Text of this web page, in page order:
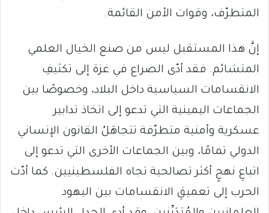
المتطرّف، وقوات الأمن القائمة.
إنَّ هذا المستقبل ليس من صنع الخيال العلمي
المتشائم. فقد أدّى الصراع في غزة إلى تكثيفِ
الانقسامات السياسية داخل البلاد، وخصوصًا بين
الجماعات اليمينية التي تدعو إلى اتخاذ تدابير
عسكرية وأمنية متطرّفة تتجاهَلُ القانون الإنساني
الدولي تمامًا، وبين الجماعات الأخرى التي تدعو إلى
اتباعِ نهجٍ أكثر تصالحية تجاه الفلسطينيين. كما أدّت
الحرب إلى تعميقِ الانقسامات بين اليهود